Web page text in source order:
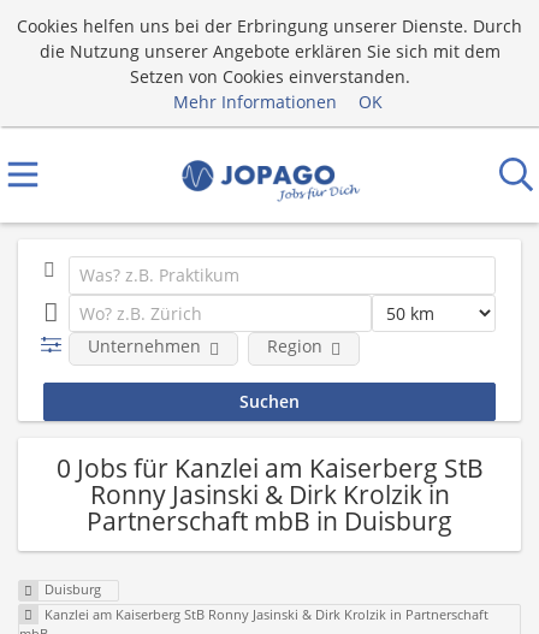
Cookies helfen uns bei der Erbringung unserer Dienste. Durch
die Nutzung unserer Angebote erklären Sie sich mit dem
Setzen von Cookies einverstanden.
Mehr Informationen
OK
Unternehmen Region
0 Jobs für Kanzlei am Kaiserberg StB
Ronny Jasinski & Dirk Krolzik in
Partnerschaft mbB in Duisburg
Duisburg
Kanzlei am Kaiserberg StB Ronny Jasinski & Dirk Krolzik in Partnerschaft